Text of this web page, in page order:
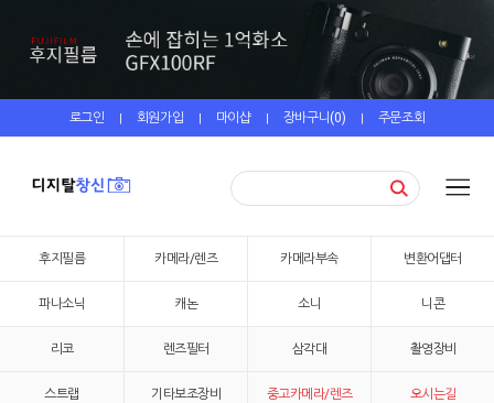
로그인 | 회원가입 | 마이샵 | 장바구니(0) | 주문조회
후지필름 카메라/렌즈 카메라부속 변환어댑터
파나소닉 캐논 소니 니콘
리코 렌즈필터 삼각대 촬영장비
스트랩 기타보조장비 중고카메라/렌즈 오시는길